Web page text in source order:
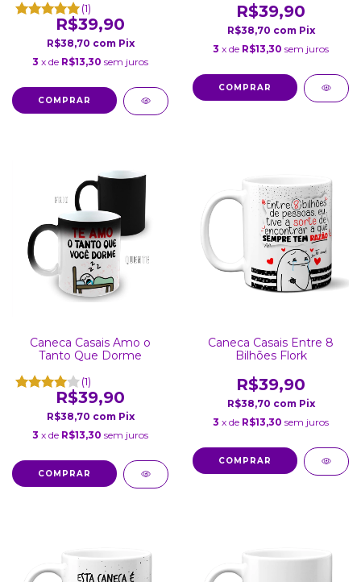
(1)
R$39,90
R$38,70 com Pix
3 x de R$13,30 sem juros
COMPRAR
R$39,90
R$38,70 com Pix
3 x de R$13,30 sem juros
COMPRAR
Caneca Casais Amo o
Tanto Que Dorme
(1)
R$39,90
R$38,70 com Pix
3 x de R$13,30 sem juros
COMPRAR
Caneca Casais Entre 8
Bilhões Flork
R$39,90
R$38,70 com Pix
3 x de R$13,30 sem juros
COMPRAR